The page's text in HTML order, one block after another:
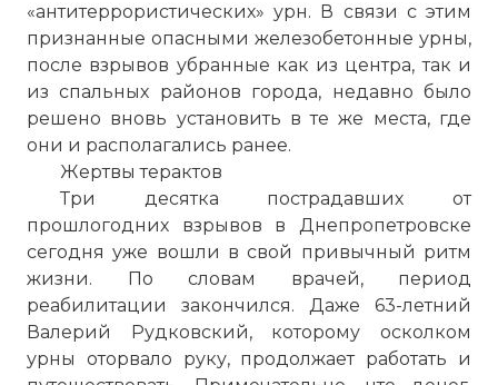
«антитеррористических» урн. В связи с этим
признанные опасными железобетонные урны,
после взрывов убранные как из центра, так и
из спальных районов города, недавно было
решено вновь установить в те же места, где
они и располагались ранее.
Жертвы терактов
Три десятка пострадавших от
прошлогодних взрывов в Днепропетровске
сегодня уже вошли в свой привычный ритм
жизни. По словам врачей, период
реабилитации закончился. Даже 63-летний
Валерий Рудковский, которому осколком
урны оторвало руку, продолжает работать и